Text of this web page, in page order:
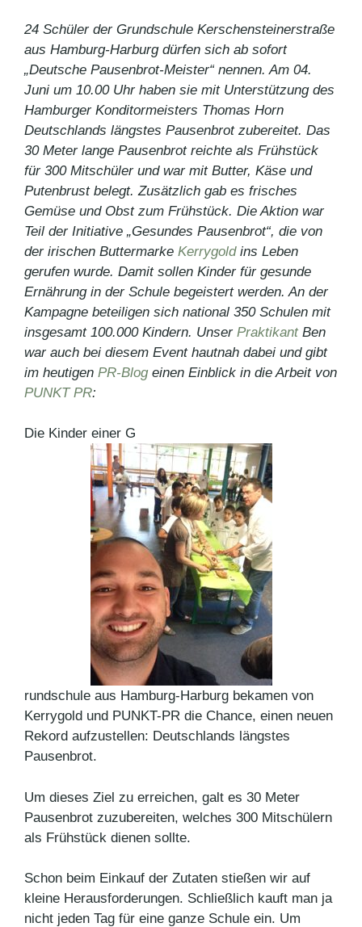
24 Schüler der Grundschule Kerschensteinerstraße
aus Hamburg-Harburg dürfen sich ab sofort
„Deutsche Pausenbrot-Meister“ nennen. Am 04.
Juni um 10.00 Uhr haben sie mit Unterstützung des
Hamburger Konditormeisters Thomas Horn
Deutschlands längstes Pausenbrot zubereitet. Das
30 Meter lange Pausenbrot reichte als Frühstück
für 300 Mitschüler und war mit Butter, Käse und
Putenbrust belegt. Zusätzlich gab es frisches
Gemüse und Obst zum Frühstück. Die Aktion war
Teil der Initiative „Gesundes Pausenbrot“, die von
der irischen Buttermarke Kerrygold ins Leben
gerufen wurde. Damit sollen Kinder für gesunde
Ernährung in der Schule begeistert werden. An der
Kampagne beteiligen sich national 350 Schulen mit
insgesamt 100.000 Kindern. Unser Praktikant Ben
war auch bei diesem Event hautnah dabei und gibt
im heutigen PR-Blogeinen Einblick in die Arbeit von
PUNKT PR:
Die Kinder einer G
rundschule aus Hamburg-Harburg bekamen von
Kerrygold und PUNKT-PR die Chance, einen neuen
Rekord aufzustellen: Deutschlands längstes
Pausenbrot.
Um dieses Ziel zu erreichen, galt es 30 Meter
Pausenbrot zuzubereiten, welches 300 Mitschülern
als Frühstück dienen sollte.
Schon beim Einkauf der Zutaten stießen wir auf
kleine Herausforderungen. Schließlich kauft man ja
nicht jeden Tag für eine ganze Schule ein. Um